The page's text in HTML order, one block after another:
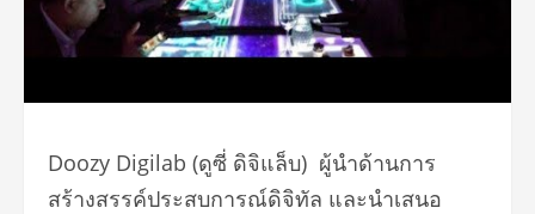
Doozy Digilab (ดูซี่ ดิจิแล็บ) ผู้นำด้านการ
สร้างสรรค์ประสบการณ์ดิจิทัล และนำเสนอ